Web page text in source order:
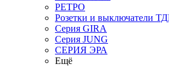
РЕТРО
Розетки и выключатели
Серия GIRA
Серия JUNG
СЕРИЯ ЭРА
Ещё